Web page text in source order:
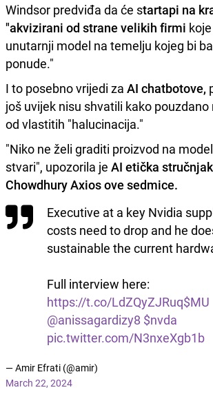
Windsor predviđa da će startapi na
"akvizirani od strane velikih firmi
unutarnji model na temelju kojeg bi
ponude."
I to posebno vrijedi za AI chatbotove,
još uvijek nisu shvatili kako
od vlastitih "halucinacija."
"Niko ne želi graditi proizvod na
stvari", upozorila je AI etička
Chowdhury Axios ove sedmice.
Executive at a key Nvidia
costs need to drop and he
sustainable the current
Full interview here:
https://t.co/LdZQyZJRuq$MU
@anissagardizy8 $nvda
pic.twitter.com/N3nxeXgb1b
— Amir Efrati (@amir)
March 22, 2024